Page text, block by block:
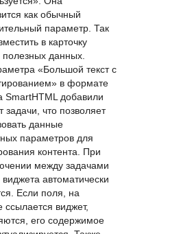
теперь можно
таблицу задач блока
Она
как обычный
параметр. Так
в карточку
данных.
«Большой текст с
в формате
SmartHTML добавили
задачи, что позволяет
данные
параметров для
контента. При